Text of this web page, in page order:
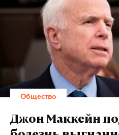
Общество
Джон Маккейн